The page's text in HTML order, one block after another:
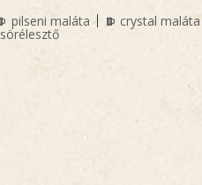
pilseni maláta crystal maláta
sörélesztő